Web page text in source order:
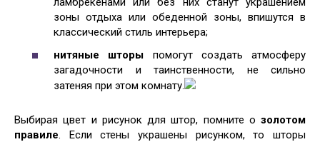
зоны отдыха или обеденной зоны, впишутся в
классический стиль интерьера;
нитяные шторы помогут создать атмосферу
загадочности и таинственности, не сильно
затеняя при этом комнату.
Выбирая цвет и рисунок для штор, помните о золотом
правиле. Если стены украшены рисунком, то шторы